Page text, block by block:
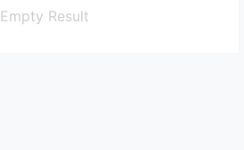
Empty Result